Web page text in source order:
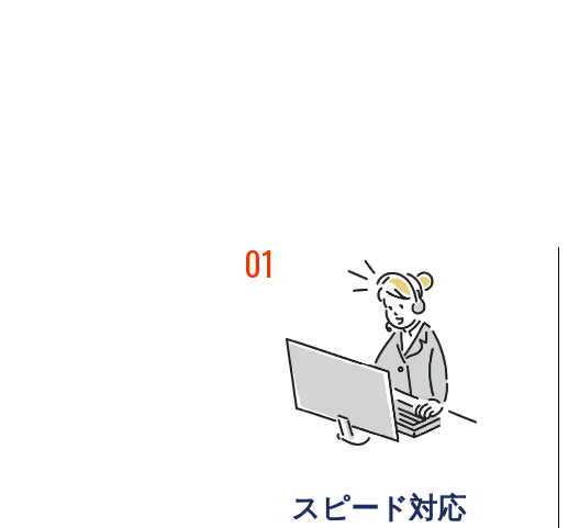
01
スピード対応